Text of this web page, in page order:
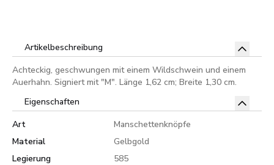
Artikelbeschreibung
Achteckig, geschwungen mit einem Wildschwein und einem
Auerhahn. Signiert mit "M". Länge 1,62 cm; Breite 1,30 cm.
Eigenschaften
Art
Manschettenknöpfe
Material
Gelbgold
Legierung
585